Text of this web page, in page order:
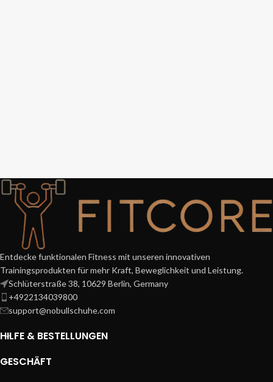
Entdecke funktionalen Fitness mit unseren innovativen
Trainingsprodukten für mehr Kraft, Beweglichkeit und Leistung.
Schlüterstraße 38, 10629 Berlin, Germany
+4922134039800
support@nobullschuhe.com
HILFE & BESTELLUNGEN
GESCHÄFT